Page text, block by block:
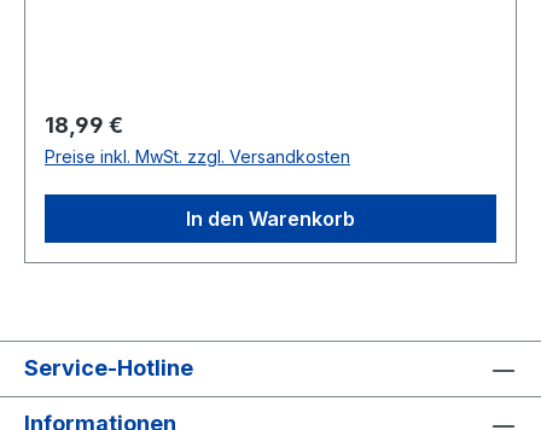
Tagen im Auto, zu Hause oder im
KleinstierstallDurchmesser: ca. 26 cmFarbe:
schwarz/weiß
Regulärer Preis:
18,99 €
Preise inkl. MwSt. zzgl. Versandkosten
In den Warenkorb
Service-Hotline
Informationen